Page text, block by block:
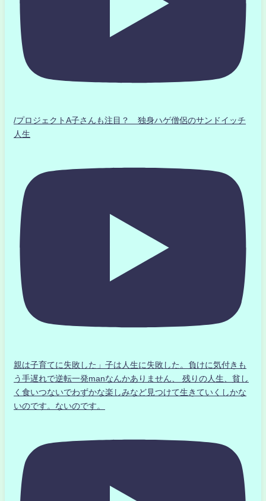
/プロジェクトA子さんも注目？ 独身ハゲ僧侶のサンドイッチ
人生
親は子育てに失敗した」子は人生に失敗した。負けに気付きも
う手遅れで逆転一発manなんかありません、 残りの人生、貧し
く食いつないでわずかな楽しみなど見つけて生きていくしかな
いのです。ないのです。